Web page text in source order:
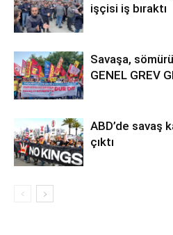
işçisi iş bıraktı
Savaşa,
GENEL GREV
ABD’de savaş
çıktı